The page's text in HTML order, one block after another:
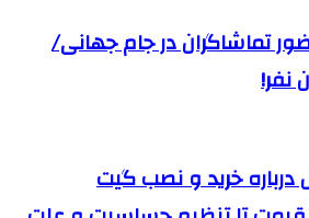
تماشاگران در جام جهانی/
خرید و نصب گیت